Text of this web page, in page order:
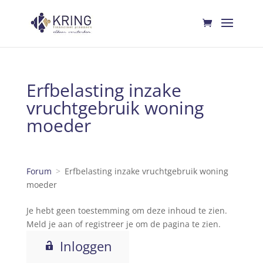
Erfbelasting inzake
vruchtgebruik woning
moeder
Forum
Erfbelasting inzake vruchtgebruik woning
moeder
Je hebt geen toestemming om deze inhoud te zien.
Meld je aan of registreer je om de pagina te zien.
Inloggen